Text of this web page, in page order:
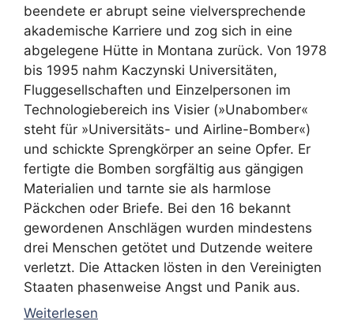
beendete er abrupt seine vielversprechende
akademische Karriere und zog sich in eine
abgelegene Hütte in Montana zurück. Von 1978
bis 1995 nahm Kaczynski Universitäten,
Fluggesellschaften und Einzelpersonen im
Technologiebereich ins Visier (»Unabomber«
steht für »Universitäts- und Airline-Bomber«)
und schickte Sprengkörper an seine Opfer. Er
fertigte die Bomben sorgfältig aus gängigen
Materialien und tarnte sie als harmlose
Päckchen oder Briefe. Bei den 16 bekannt
gewordenen Anschlägen wurden mindestens
drei Menschen getötet und Dutzende weitere
verletzt. Die Attacken lösten in den Vereinigten
Staaten phasenweise Angst und Panik aus.
Weiterlesen